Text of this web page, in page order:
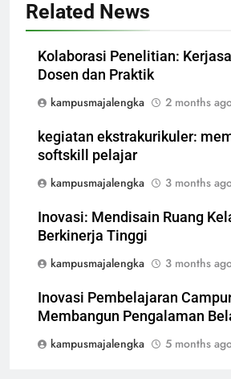
Related News
Kolaborasi Penelitian:
Dosen dan Praktik
kampusmajalengka
2 months
kegiatan ekstrakurikuler:
softskill pelajar
kampusmajalengka
3 months
Inovasi: Mendisain Ruang
Berkinerja Tinggi
kampusmajalengka
3 months
Inovasi Pembelajaran
Membangun Pengalaman
kampusmajalengka
5 months